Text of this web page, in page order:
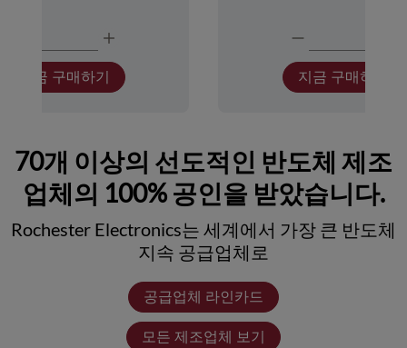
지금 구매하기 지금 구매하기
70개 이상의 선도적인 반도체 제조
업체의 100% 공인을 받았습니다.
Rochester Electronics는 세계에서 가장 큰 반도체
지속 공급업체로
공급업체 라인카드
모든 제조업체 보기